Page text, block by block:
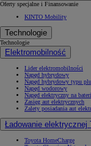
Oferty specjalne i Finansowanie
KINTO Mobility
Technologie
Technologie
Elektromobilność
Lider elektromobilności
Napęd hybrydowy
Napęd hybrydowy typu
Napęd wodorowy
Napęd elektryczny na
Zasięg aut elektrycznych
Zalety posiadania aut
Ładowanie elektrycznej
Toyota HomeCharge